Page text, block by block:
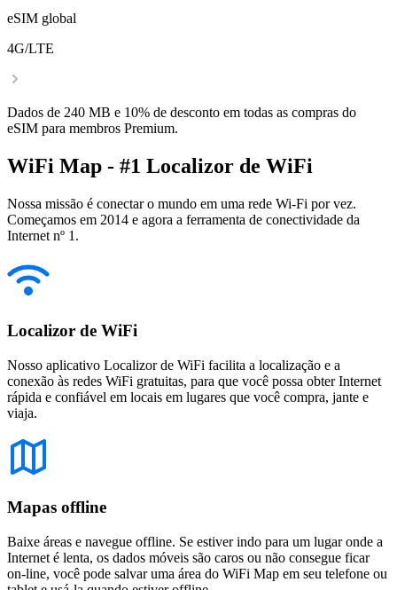
eSIM global
4G/LTE
Dados de 240 MB e 10% de desconto em todas as compras do
eSIM para membros Premium.
WiFi Map - #1 Localizor de WiFi
Nossa missão é conectar o mundo em uma rede Wi-Fi por vez.
Começamos em 2014 e agora a ferramenta de conectividade da
Internet nº 1.
Localizor de WiFi
Nosso aplicativo Localizor de WiFi facilita a localização e a
conexão às redes WiFi gratuitas, para que você possa obter Internet
rápida e confiável em locais em lugares que você compra, jante e
viaja.
Mapas offline
Baixe áreas e navegue offline. Se estiver indo para um lugar onde a
Internet é lenta, os dados móveis são caros ou não consegue ficar
on-line, você pode salvar uma área do WiFi Map em seu telefone ou